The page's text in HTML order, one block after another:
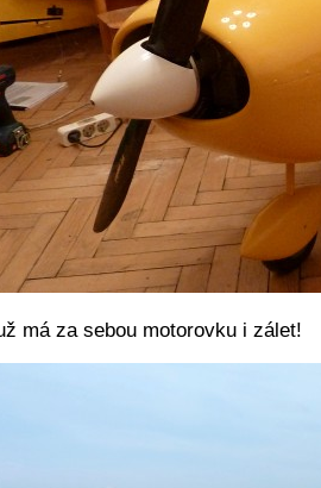
má za sebou motorovku i zálet!